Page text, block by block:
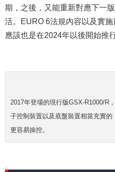
期，之後，又能重新對應下一
活。EURO 6法規內容以及實
應該也是在2024年以後開始推行
2017年登場的現行版GSX-R1000/R
子控制裝置以及底盤裝置相當充實
更容易操控。